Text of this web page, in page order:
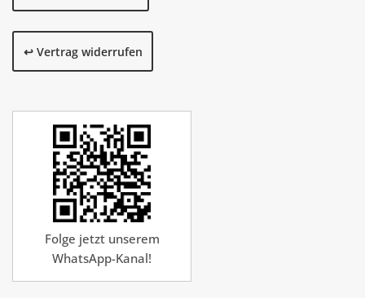
↩️ Vertrag widerrufen
Folge jetzt unserem
WhatsApp-Kanal!